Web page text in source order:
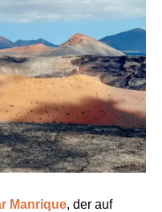
Manrique, der auf